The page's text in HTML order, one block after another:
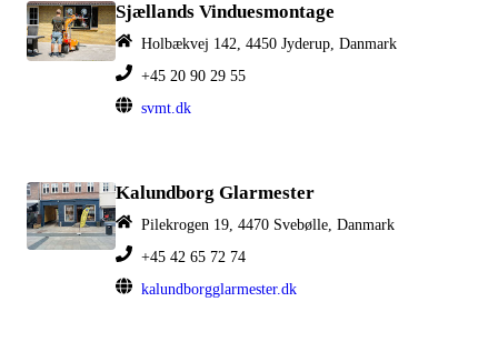
Sjællands Vinduesmontage
Holbækvej 142, 4450 Jyderup, Danmark
+45 20 90 29 55
svmt.dk
Kalundborg Glarmester
Pilekrogen 19, 4470 Svebølle, Danmark
+45 42 65 72 74
kalundborgglarmester.dk